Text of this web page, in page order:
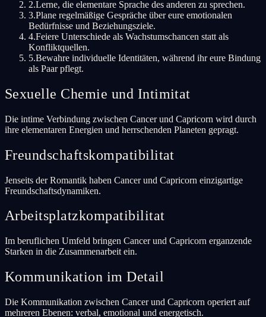
2.Lerne, die elementare Sprache des anderen zu sprechen.
3.Plane regelmäßige Gespräche über eure emotionalen
Bedürfnisse und Beziehungsziele.
4.Feiere Unterschiede als Wachstumschancen statt als
Konfliktquellen.
5.Bewahre individuelle Identitäten, während ihr eure Bindung
als Paar pflegt.
Sexuelle Chemie und Intimitat
Die intime Verbindung zwischen Cancer und Capricorn wird durch
ihre elementaren Energien und herrschenden Planeten gepragt.
Freundschaftskompatibilitat
Jenseits der Romantik haben Cancer und Capricorn einzigartige
Freundschaftsdynamiken.
Arbeitsplatzkompatibilitat
Im beruflichen Umfeld bringen Cancer und Capricorn erganzende
Starken in die Zusammenarbeit ein.
Kommunikation im Detail
Die Kommunikation zwischen Cancer und Capricorn operiert auf
mehreren Ebenen: verbal, emotional und energetisch.